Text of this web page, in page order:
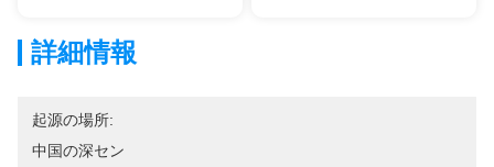
詳細情報
起源の場所:
中国の深セン